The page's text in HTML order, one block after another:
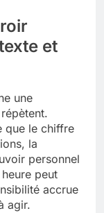
et
une
que le chiffre
la
personnel
peut
accrue
agir.